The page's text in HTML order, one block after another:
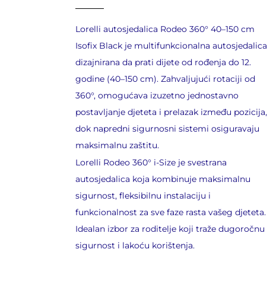
Lorelli autosjedalica Rodeo 360° 40–150 cm
Isofix Black je multifunkcionalna autosjedalica
dizajnirana da prati dijete od rođenja do 12.
godine (40–150 cm). Zahvaljujući rotaciji od
360°, omogućava izuzetno jednostavno
postavljanje djeteta i prelazak između pozicija,
dok napredni sigurnosni sistemi osiguravaju
maksimalnu zaštitu.
Lorelli Rodeo 360° i-Size je svestrana
autosjedalica koja kombinuje maksimalnu
sigurnost, fleksibilnu instalaciju i
funkcionalnost za sve faze rasta vašeg djeteta.
Idealan izbor za roditelje koji traže dugoročnu
sigurnost i lakoću korištenja.